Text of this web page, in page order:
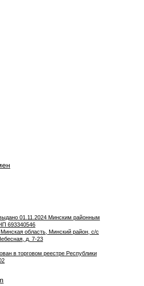
01.11.2024 Минским районным
693340546
область, Минский район, с/с
д. 7-23
в торговом реестре Республики